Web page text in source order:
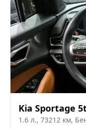
Kia Sportage
1.6 л., 73212 км,